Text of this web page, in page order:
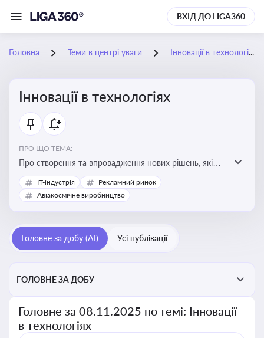
ВХІД ДО LIGA360
Головна Теми в центрі уваги Інновації в технологіях
Інновації в технологіях
ПРО ЩО ТЕМА:
Про створення та впровадження нових рішень, які
покращують ефективність, функціональність або
можливості технологічних продуктів і процесів.
IT-індустрія
Рекламний ринок
Авіакосмічне виробництво
Головне за добу (AI) Усі публікації
ГОЛОВНЕ ЗА ДОБУ
Головне за 08.11.2025 по темі: Інновації
в технологіях